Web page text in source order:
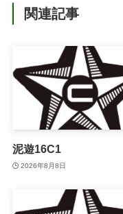
関連記事
泥遊16C1
2026年8月8日